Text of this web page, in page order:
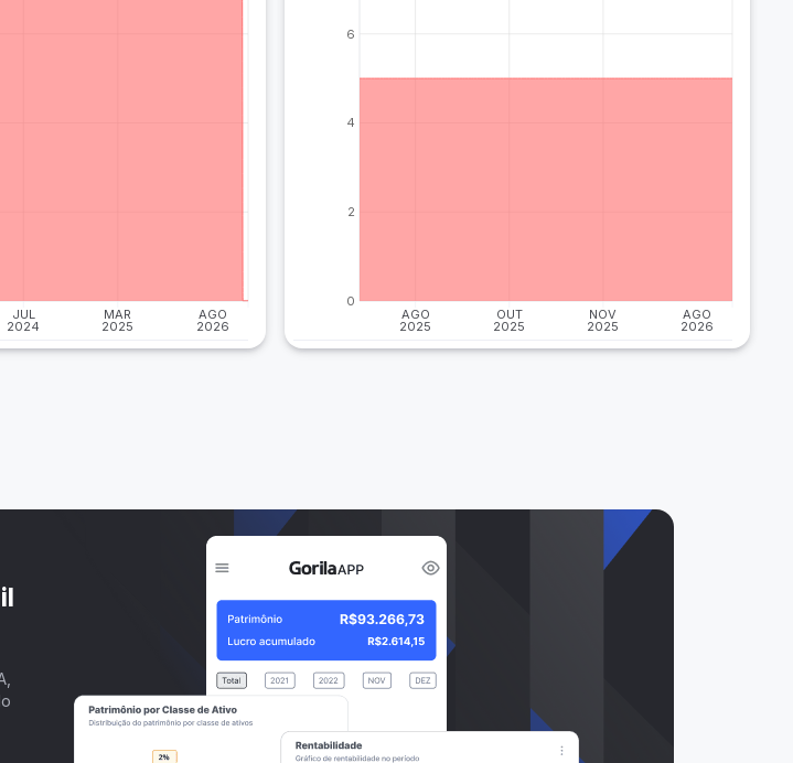
JUL
2024
MAR
2025
AGO
2026
AGO
2025
OUT
2025
NOV
2025
AGO
2026
0
2
4
6